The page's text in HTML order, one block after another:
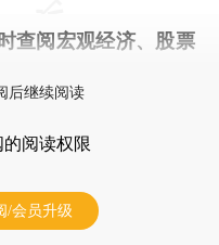
查阅宏观经济、股票
后继续阅读
阅读权限
/会员升级